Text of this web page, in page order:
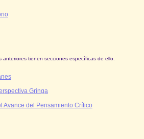
tienen secciones específicas de ello.
Gringa
Avance del Pensamiento Crítico